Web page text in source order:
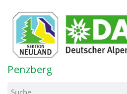
springen
Penzberg